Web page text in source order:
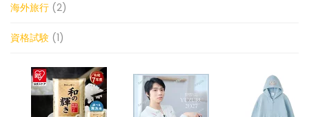
海外旅行 (2)
資格試験 (1)